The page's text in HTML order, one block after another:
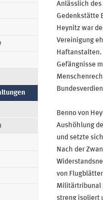
Anlässlich des
Gedenkstätte
Heynitz war
Vereinigung
Haftanstalten.
Gefängnisse
Benno von
Aushöhlung
und setzte
Nach der
von
Militärtribunal
streng isoliert